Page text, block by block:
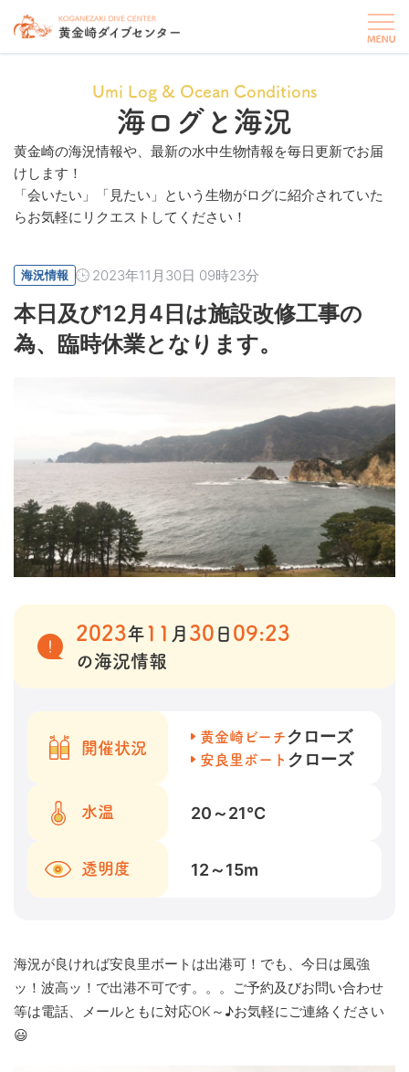
Umi Log & Ocean Conditions
海ログと海況
黄金崎の海況情報や、最新の水中生物情報を毎日更新でお届
けします！
「会いたい」「見たい」という生物がログに紹介されていた
らお気軽にリクエストしてください！
海況情報 2023年11月30日 09時23分
本日及び12月4日は施設改修工事の
為、臨時休業となります。
2023年 11 月 30 日 09:23
の海況情報
開催状況
黄金崎ビーチクローズ
安良里ボート クローズ
水温 20～21℃
透明度 12～15m
海況が良ければ安良里ボートは出港可！でも、今日は風強
ッ！波高ッ！で出港不可です。。。ご予約及びお問い合わせ
等は電話、メールともに対応OK～♪お気軽にご連絡ください
😃